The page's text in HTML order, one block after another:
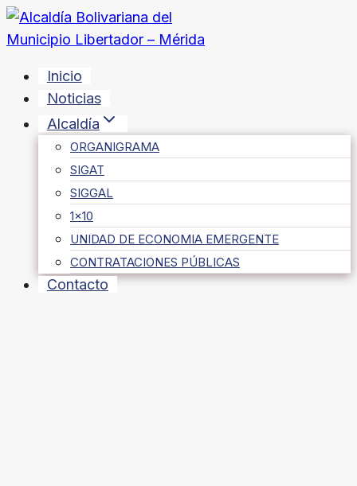
Saltar
al
Inicio
Noticias
Alcaldía
ORGANIGRAMA
SIGAT
SIGGAL
1×10
UNIDAD DE ECONOMIA EMERGENTE
CONTRATACIONES PÚBLICAS
Contacto